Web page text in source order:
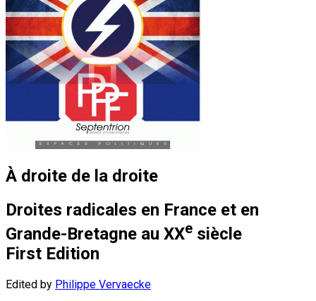
À droite de la droite
Droites radicales en France et en
Grande-Bretagne au XXe siècle
First Edition
Edited by Philippe Vervaecke